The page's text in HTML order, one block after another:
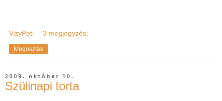
VizyPeti 3 megjegyzés:
Megosztás
2009. október 10.
Szülinapi torta